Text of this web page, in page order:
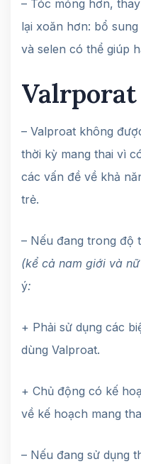
– Tóc mỏng hơn,
lại xoăn hơn: bổ
và selen có thể giúp
– Valproat không
thời kỳ mang thai vì
các vấn đề về khả
trẻ.
– Nếu đang trong độ
(kể cả nam giới và
ý:
+ Phải sử dụng các
dùng Valproat.
+ Chủ động có kế
về kế hoạch mang
– Nếu đang sử dụng